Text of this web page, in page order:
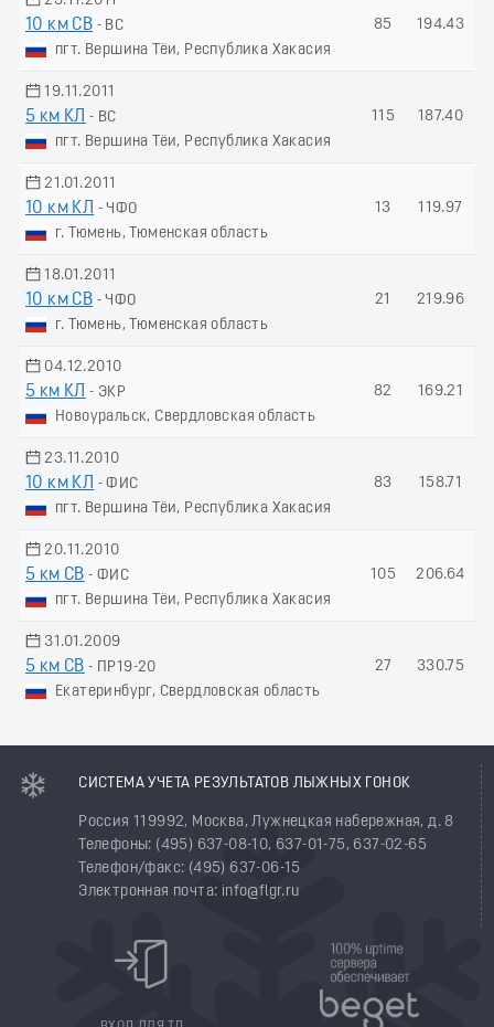
10 км СВ - ВС
пгт. Вершина Тёи, Республика Хакасия
85 194.43
19.11.2011
5 км КЛ
- ВС
пгт. Вершина Тёи, Республика Хакасия
115 187.40
21.01.2011
10 км КЛ
- ЧФО
г. Тюмень, Тюменская область
13 119.97
18.01.2011
10 км СВ - ЧФО
г. Тюмень, Тюменская область
21 219.96
04.12.2010
5 км КЛ
- ЭКР
Новоуральск, Свердловская область
82 169.21
23.11.2010
10 км КЛ
- ФИС
пгт. Вершина Тёи, Республика Хакасия
83 158.71
20.11.2010
5 км СВ - ФИС
пгт. Вершина Тёи, Республика Хакасия
105 206.64
31.01.2009
5 км СВ - ПР19-20
Екатеринбург, Свердловская область
27 330.75
СИСТЕМА УЧЕТА РЕЗУЛЬТАТОВ ЛЫЖНЫХ ГОНОК
Россия 119992, Москва, Лужнецкая набережная, д. 8
Телефоны: (495) 637-08-10, 637-01-75, 637-02-65
Телефон/факс: (495) 637-06-15
Электронная почта: info@flgr.ru